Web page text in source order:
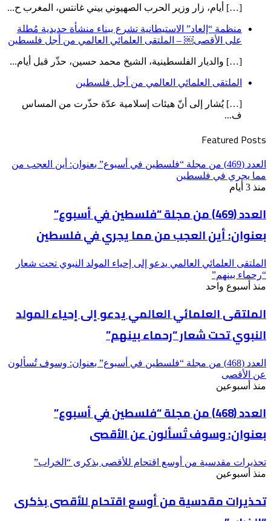
[…] أيام، زار وزير الحرب الصهيوني بيني غانتس، المغرب ح...
منظمة “إلعاد” الاستيطانية تشرع ببناء منشأة حديدية مُطلة
على الأقصى￼ – الملتقى العلمائي العالمي من أجل فلسطين
[…] والديار الفلسطينية، الشيخ محمد حسين، حذّر قبل أيام...
الملتقى العلمائي العالمي من أجل فلسطين
[…] يُشار إلى أنّ هيئات إسلامية عدّة حذّرت من المساس
ف...
Featured Posts
العدد (469) من مجلة “فلسطين في أسبوع” بعنوان: أين العجب من
مما يجري في فلسطين
منذ 3 أيام
العدد (469) من مجلة “فلسطين في أسبوع”
بعنوان: أين العجب من مما يجري في فلسطين
الملتقى العلمائي العالمي يدعو إلى إحياء المولد النبوي تحت شعار
“رحماء بينهم”
منذ أسبوع واحد
الملتقى العلمائي العالمي يدعو إلى إحياء المولد
النبوي تحت شعار “رحماء بينهم”
العدد (468) من مجلة “فلسطين في أسبوع” بعنوان: وسوف تُسألون
عن الأقصى
منذ أسبوعين
العدد (468) من مجلة “فلسطين في أسبوع”
بعنوان: وسوف تُسألون عن الأقصى
تحذيرات مقدسية من أوسع اقتحام للأقصى بذكرى “الخراب”
منذ أسبوعين
تحذيرات مقدسية من أوسع اقتحام للأقصى بذكرى